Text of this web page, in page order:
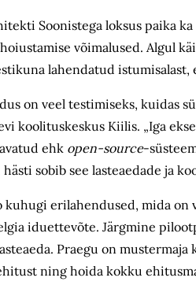
Soonistega loksus paika
võimalused. Algul
lahendatud
on veel testimiseks, kuidas
koolituskeskus Kiilis. „Iga
ehk open-source-
sobib see lasteaedade ja
erilahendused, mida on
iduettevõte. Järgmine
Praegu on
ning hoida kokku